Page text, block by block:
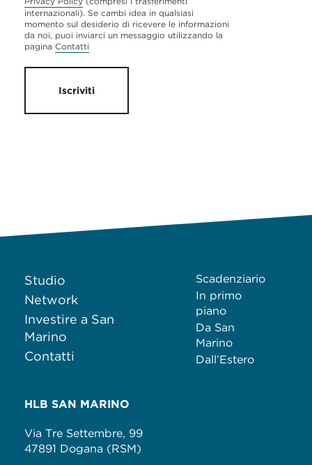
internazionali). Se cambi idea in qualsiasi
momento sul desiderio di ricevere le informazioni
da noi, puoi inviarci un messaggio utilizzando la
pagina Contatti
Iscriviti
Studio
Network
Investire a San
Marino
Contatti
Scadenziario
In primo
piano
Da San
Marino
Dall’Estero
HLB SAN MARINO
Via Tre Settembre, 99
47891 Dogana (RSM)